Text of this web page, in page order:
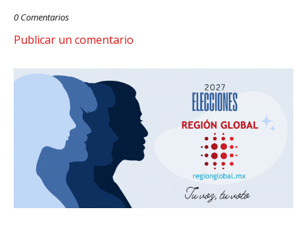
0 Comentarios
Publicar un comentario